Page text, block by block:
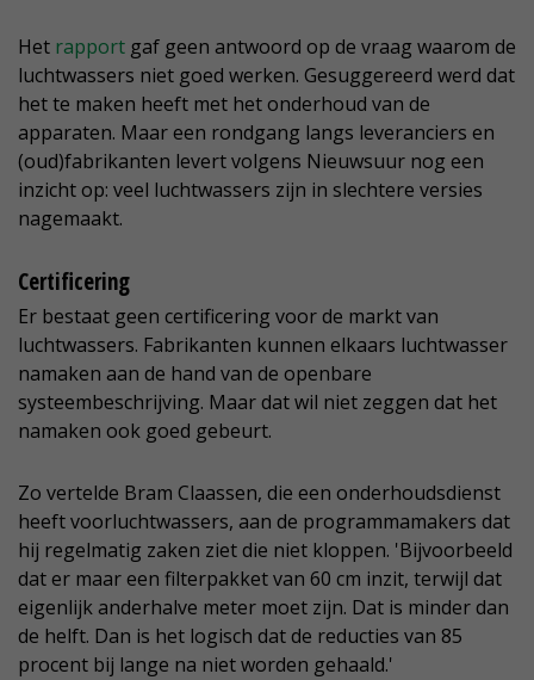
Het rapport gaf geen antwoord op de vraag waarom de
luchtwassers niet goed werken. Gesuggereerd werd dat
het te maken heeft met het onderhoud van de
apparaten. Maar een rondgang langs leveranciers en
(oud)fabrikanten levert volgens Nieuwsuur nog een
inzicht op: veel luchtwassers zijn in slechtere versies
nagemaakt.
Certificering
Er bestaat geen certificering voor de markt van
luchtwassers. Fabrikanten kunnen elkaars luchtwasser
namaken aan de hand van de openbare
systeembeschrijving. Maar dat wil niet zeggen dat het
namaken ook goed gebeurt.
Zo vertelde Bram Claassen, die een onderhoudsdienst
heeft voorluchtwassers, aan de programmamakers dat
hij regelmatig zaken ziet die niet kloppen. 'Bijvoorbeeld
dat er maar een filterpakket van 60 cm inzit, terwijl dat
eigenlijk anderhalve meter moet zijn. Dat is minder dan
de helft. Dan is het logisch dat de reducties van 85
procent bij lange na niet worden gehaald.'